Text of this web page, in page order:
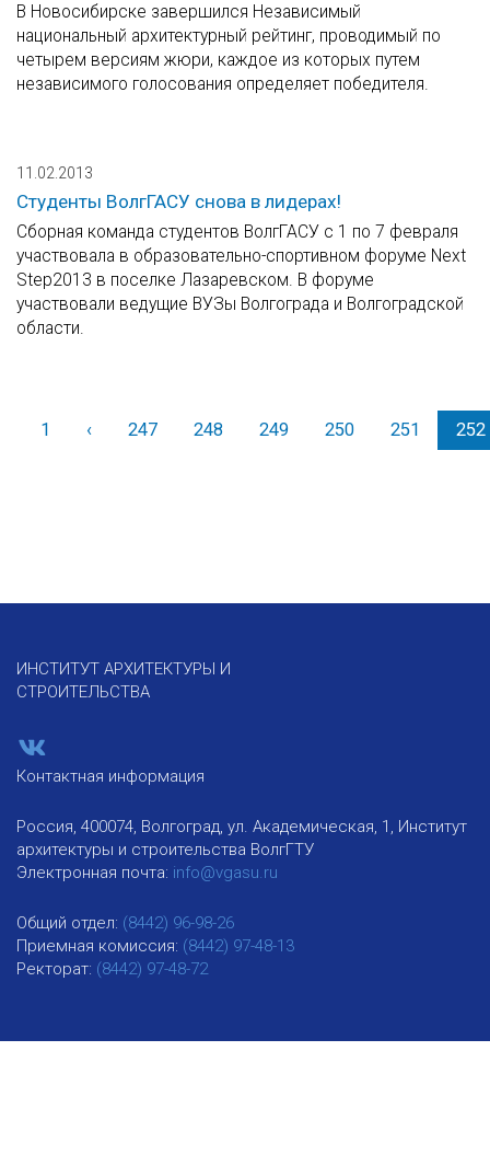
В Новосибирске завершился Независимый
национальный архитектурный рейтинг, проводимый по
четырем версиям жюри, каждое из которых путем
независимого голосования определяет победителя.
11.02.2013
Студенты ВолгГАСУ снова в лидерах!
Сборная команда студентов ВолгГАСУ с 1 по 7 февраля
участвовала в образовательно-спортивном форуме Next
Step2013 в поселке Лазаревском. В форуме
участвовали ведущие ВУЗы Волгограда и Волгоградской
области.
1 ‹Назад247 248 249 250 251 252
ИНСТИТУТ АРХИТЕКТУРЫ И
СТРОИТЕЛЬСТВА
Контактная информация
Россия, 400074, Волгоград, ул. Академическая, 1, Институт
архитектуры и строительства ВолгГТУ
Электронная почта: info@vgasu.ru
Общий отдел: (8442) 96-98-26
Приемная комиссия: (8442) 97-48-13
Ректорат: (8442) 97-48-72